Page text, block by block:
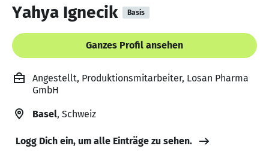
Yahya Ignecik Basis
Ganzes Profil ansehen
Angestellt, Produktionsmitarbeiter, Losan Pharma
GmbH
Basel, Schweiz
Logg Dich ein, um alle Einträge zu sehen.